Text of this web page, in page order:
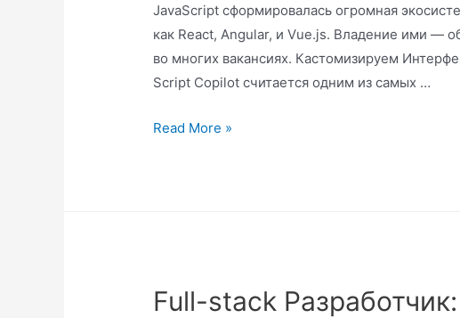
JavaScript сформировалась огромная
как React, Angular, и Vue.js. Владение ими —
во многих вакансиях. Кастомизируем
Script Copilot считается одним из самых …
Read More »
Full-stack